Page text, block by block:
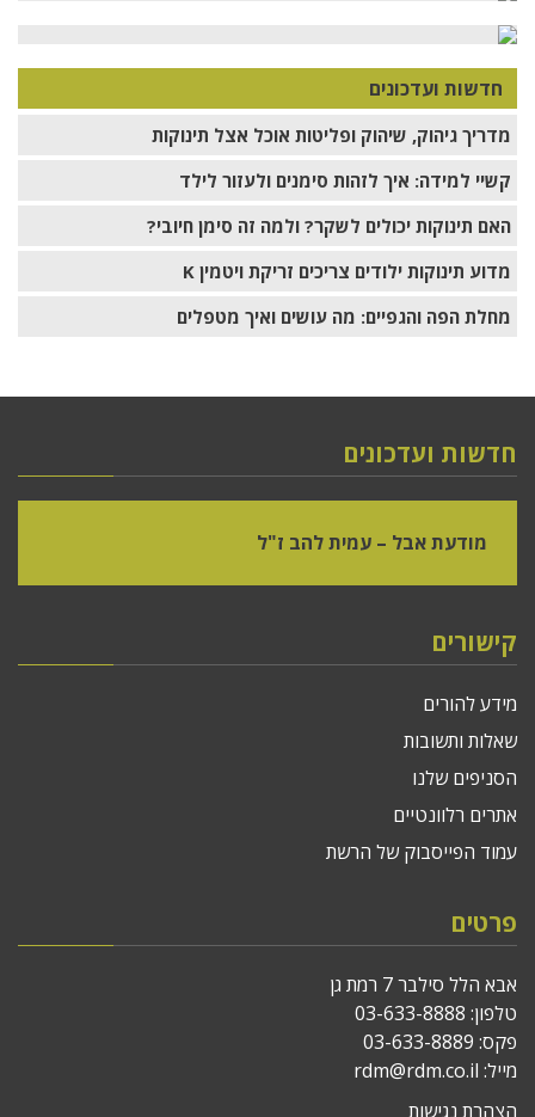
חדשות ועדכונים
מדריך גיהוק, שיהוק ופליטות אוכל אצל תינוקות
קשיי למידה: איך לזהות סימנים ולעזור לילד
האם תינוקות יכולים לשקר? ולמה זה סימן חיובי?
מדוע תינוקות ילודים צריכים זריקת ויטמין K
מחלת הפה והגפיים: מה עושים ואיך מטפלים
חדשות ועדכונים
מודעת אבל – עמית להב ז"ל
קישורים
מידע להורים
שאלות ותשובות
הסניפים שלנו
אתרים רלוונטיים
עמוד הפייסבוק של הרשת
פרטים
אבא הלל סילבר 7 רמת גן
טלפון: 03-633-8888
פקס: 03-633-8889
מייל: rdm@rdm.co.il
הצהרת נגישות